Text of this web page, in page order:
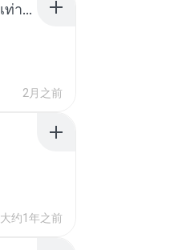
ເຊົາຮ້ອງເຖົ້າຊິເອົາທໍ່ໃດ (เซาฮ้องเถ้าสิเอาเท่าใด) ບຸນເກີດ ຫນູຫ່ວງ ft. ໂສພາ ຈຸນທະລາ
2月之前
大约1年之前